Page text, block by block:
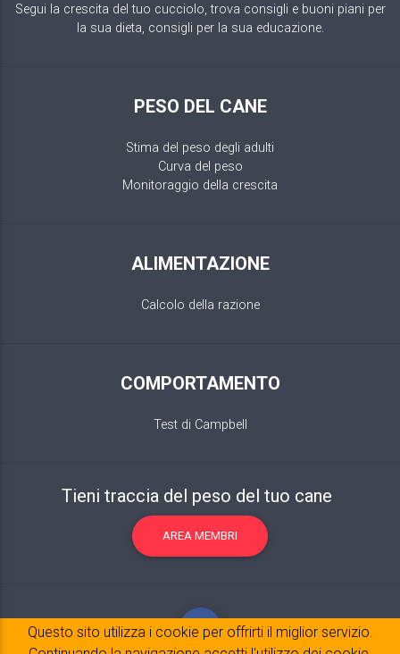
Segui la crescita del tuo cucciolo, trova consigli e buoni piani per
la sua dieta, consigli per la sua educazione.
PESO DEL CANE
Stima del peso degli adulti
Curva del peso
Monitoraggio della crescita
ALIMENTAZIONE
Calcolo della razione
COMPORTAMENTO
Test di Campbell
Tieni traccia del peso del tuo cane
AREA MEMBRI
Questo sito utilizza i cookie per offrirti il ​​miglior servizio.